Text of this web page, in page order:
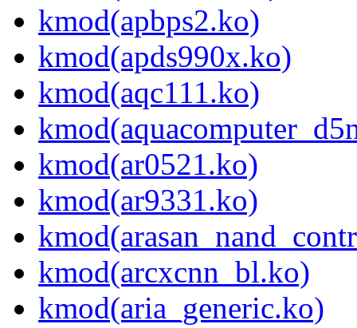
kmod(apbps2.ko)
kmod(apds990x.ko)
kmod(aqc111.ko)
kmod(ar0521.ko)
kmod(ar9331.ko)
kmod(arcxcnn_bl.ko)
kmod(aria_generic.ko)